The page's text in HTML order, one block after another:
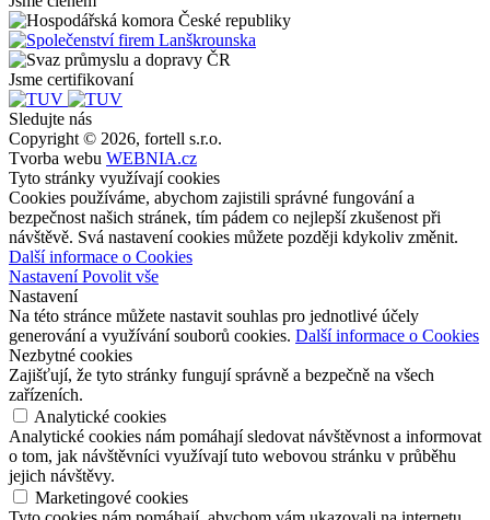
Jsme certifikovaní
Sledujte nás
Copyright © 2026, fortell s.r.o.
Tvorba webu WEBNIA.cz
Tyto stránky využívají cookies
Cookies používáme, abychom zajistili správné fungování a
bezpečnost našich stránek, tím pádem co nejlepší zkušenost při
návštěvě. Svá nastavení cookies můžete později kdykoliv změnit.
Další informace o Cookies
NastaveníPovolit vše
Nastavení
Na této stránce můžete nastavit souhlas pro jednotlivé účely
generování a využívání souborů cookies. Další informace o Cookies
Nezbytné cookies
Zajišťují, že tyto stránky fungují správně a bezpečně na všech
zařízeních.
Analytické cookies
Analytické cookies nám pomáhají sledovat návštěvnost a informovat
o tom, jak návštěvníci využívají tuto webovou stránku v průběhu
jejich návštěvy.
Marketingové cookies